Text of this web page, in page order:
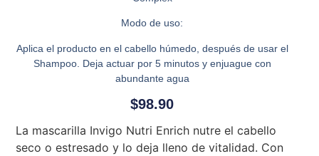
Modo de uso:
Aplica el producto en el cabello húmedo, después de usar el
Shampoo. Deja actuar por 5 minutos y enjuague con
abundante agua
$98.90
La mascarilla Invigo Nutri Enrich nutre el cabello
seco o estresado y lo deja lleno de vitalidad. Con